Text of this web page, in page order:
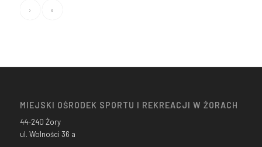
› »
MIEJSKI OŚRODEK SPORTU I REKREACJI W ŻORACH
44-240 Żory
ul. Wolności 36 a